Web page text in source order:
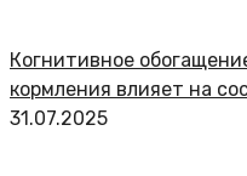
Когнитивное
кормления влияет на
31.07.2025